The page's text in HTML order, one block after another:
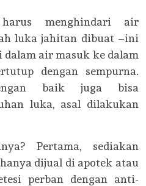
harus menghindari air
luka jahitan dibuat –ini
air masuk ke dalam
dengan sempurna.
baik juga bisa
luka, asal dilakukan
Pertama, sediakan
dijual di apotek atau
perban dengan anti-